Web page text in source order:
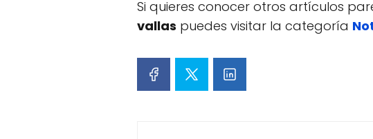
Si quieres conocer otros artículos
vallas puedes visitar la categoría